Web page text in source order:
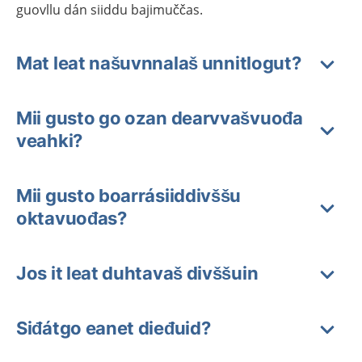
guovllu dán siiddu bajimuččas.
Mat leat našuvnnalaš unnitlogut?
Mii gusto go ozan dearvvašvuođa
veahki?
Mii gusto boarrásiiddivššu
oktavuođas?
Jos it leat duhtavaš divššuin
Siđátgo eanet dieđuid?